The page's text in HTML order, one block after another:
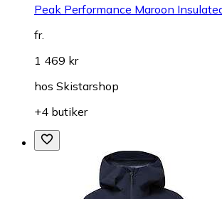
Peak Performance Maroon
fr.
1 469 kr
hos Skistarshop
+4 butiker